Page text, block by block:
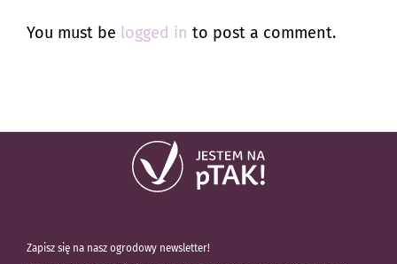
You must be logged in to post a comment.
Zapisz się na nasz ogrodowy newsletter!